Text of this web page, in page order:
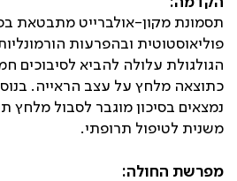
תסמונת מקון-אולברייט מתבטאת
פוליאוסטוטית ובהפרעות
הגולגולת עלולה להביא לסיבוכים
כתוצאה מלחץ על עצב הראייה.
נמצאים בסיכון מוגבר לסבול מלחץ
משנית לטיפול תרופתי.
מפרשת החולה: